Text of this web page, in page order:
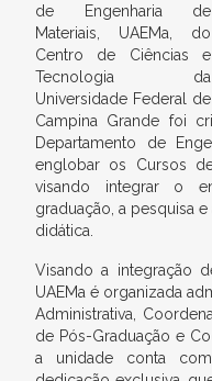
de Engenharia de
Materiais, UAEMa, do
Centro de Ciências e
Tecnologia da
Universidade Federal de
Campina Grande foi
Departamento de
englobar os Cursos
visando integrar o
graduação, a pesquisa
didática.
Visando a integração
UAEMa é organizada
Administrativa,
de Pós-Graduação e
a unidade conta